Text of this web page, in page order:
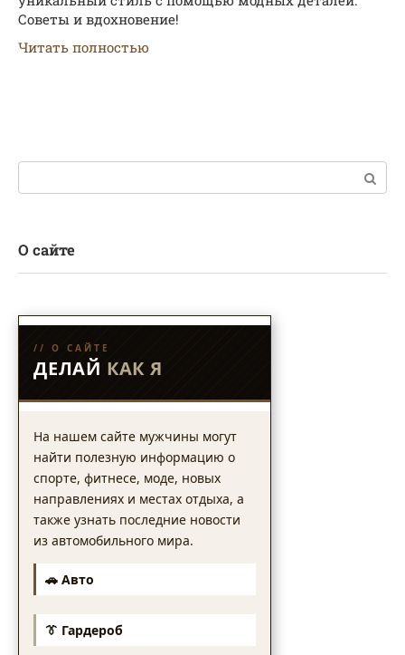
Советы и вдохновение!
Читать полностью
Поиск:
О сайте
// О САЙТЕ
ДЕЛАЙ КАК Я
На нашем сайте мужчины могут
найти полезную информацию о
спорте, фитнесе, моде, новых
направлениях и местах отдыха, а
также узнать последние новости
из автомобильного мира.
🚗 Авто
👔 Гардероб